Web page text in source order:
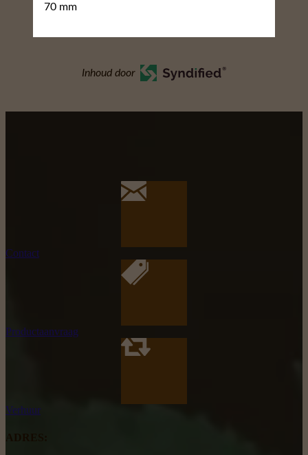
70 mm
Inhoud door
Contact
Productaanvraag
Verhuur